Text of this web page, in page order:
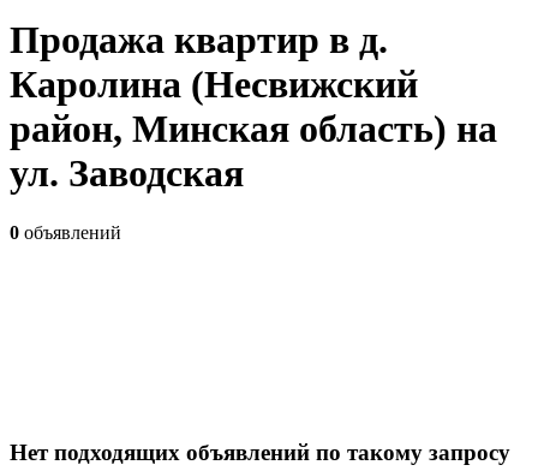
Продажа квартир в д.
Каролина (Несвижский
район, Минская область) на
ул. Заводская
0 объявлений
Нет подходящих объявлений по такому запросу